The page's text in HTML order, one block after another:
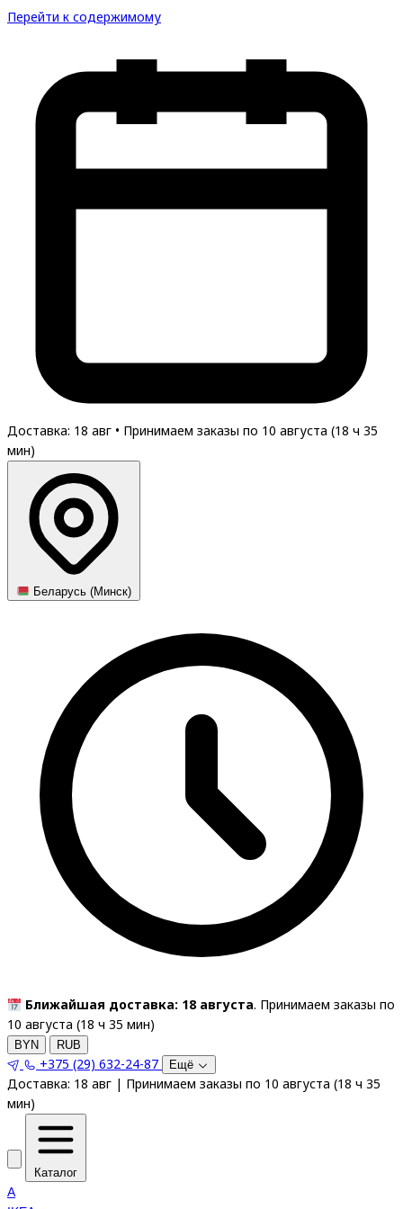
Перейти к содержимому
Доставка: 18 авг • Принимаем заказы по 10 августа (18 ч 35
мин)
Беларусь (Минск)
Ближайшая доставка: 18 августа. Принимаем заказы по
10 августа (18 ч 35 мин)
BYN RUB
+375 (29) 632-24-87 Ещё
Доставка: 18 авг | Принимаем заказы по 10 августа (18 ч 35
мин)
Каталог
A